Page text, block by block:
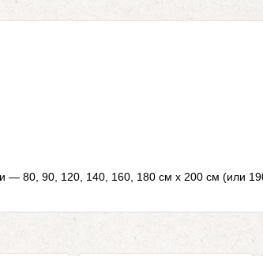
— 80, 90, 120, 140, 160, 180 см х 200 см (или